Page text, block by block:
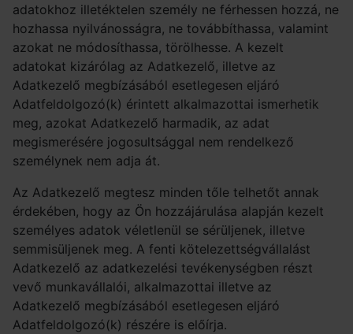
adatokhoz illetéktelen személy ne férhessen hozzá, ne
hozhassa nyilvánosságra, ne továbbíthassa, valamint
azokat ne módosíthassa, törölhesse. A kezelt
adatokat kizárólag az Adatkezelő, illetve az
Adatkezelő megbízásából esetlegesen eljáró
Adatfeldolgozó(k) érintett alkalmazottai ismerhetik
meg, azokat Adatkezelő harmadik, az adat
megismerésére jogosultsággal nem rendelkező
személynek nem adja át.
Az Adatkezelő megtesz minden tőle telhetőt annak
érdekében, hogy az Ön hozzájárulása alapján kezelt
személyes adatok véletlenül se sérüljenek, illetve
semmisüljenek meg. A fenti kötelezettségvállalást
Adatkezelő az adatkezelési tevékenységben részt
vevő munkavállalói, alkalmazottai illetve az
Adatkezelő megbízásából esetlegesen eljáró
Adatfeldolgozó(k) részére is előírja.